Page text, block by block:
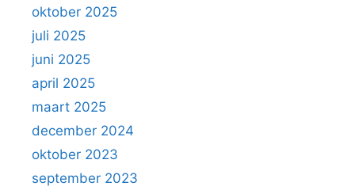
oktober 2025
juli 2025
juni 2025
april 2025
maart 2025
december 2024
oktober 2023
september 2023